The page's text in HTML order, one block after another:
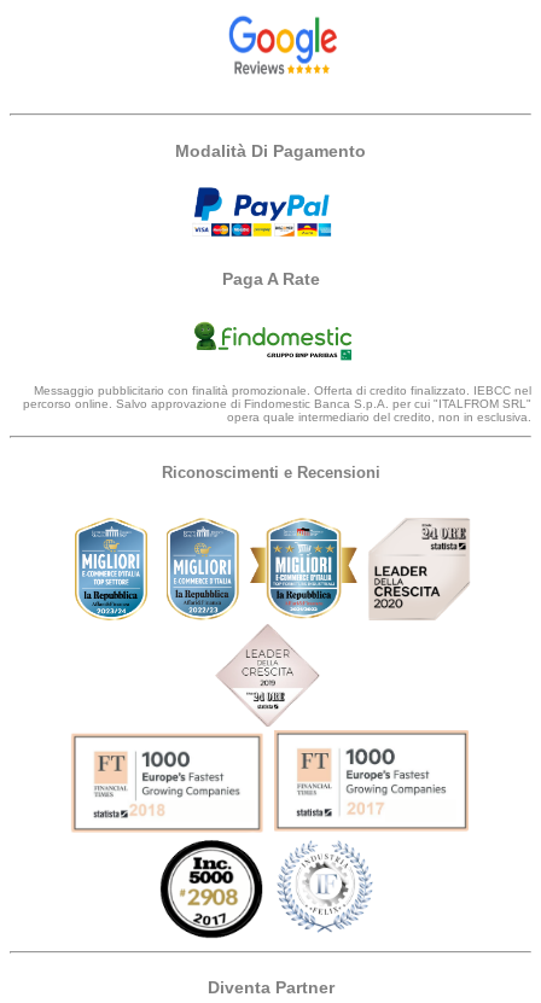
Modalità Di Pagamento
Paga A Rate
Messaggio pubblicitario con finalità promozionale. Offerta di credito finalizzato. IEBCC nel
percorso online. Salvo approvazione di Findomestic Banca S.p.A. per cui "ITALFROM SRL"
opera quale intermediario del credito, non in esclusiva.
Riconoscimenti e Recensioni
Diventa Partner